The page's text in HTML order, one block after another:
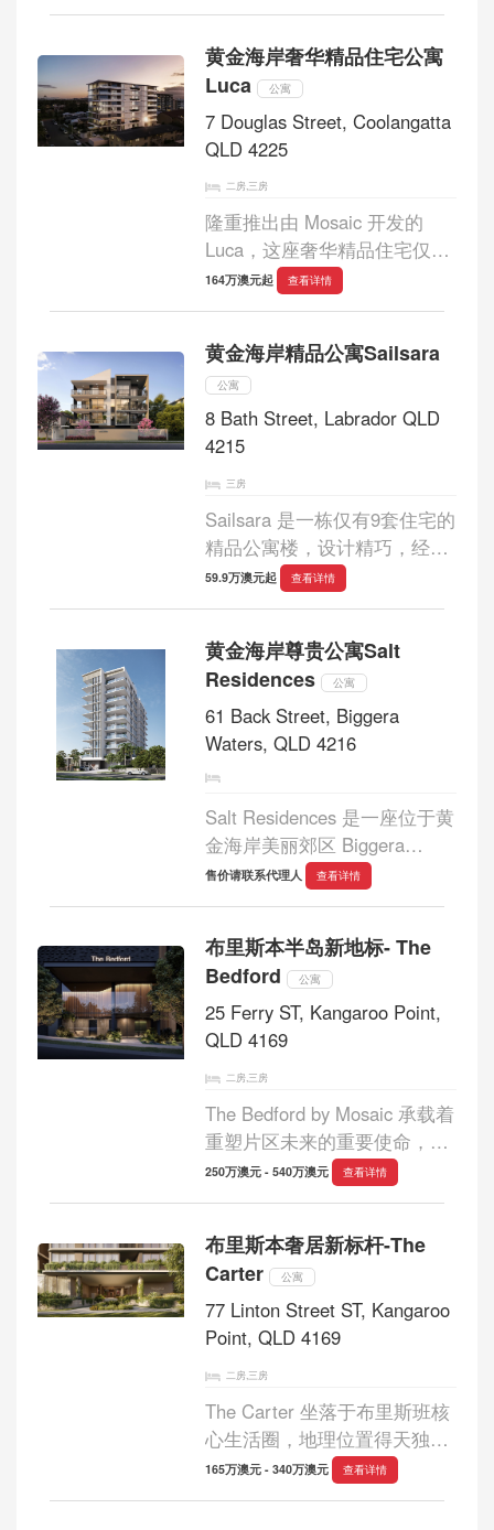
活的精髓。 这处位于塔林加
(Taringa) 斯旺...
黄金海岸奢华精品住宅公寓
Luca
公寓
7 Douglas Street, Coolangatta
QLD 4225
二房,三房
隆重推出由 Mosaic 开发的
Luca，这座奢华精品住宅仅有
31 套住宅，分布在 9 层楼
内，坐落于宁静的 Musgrave
Kirra 海滩仅咫尺之遥。这一全
新开发项目为您提供...
164万澳元起 查看详情
黄金海岸精品公寓Sailsara
公寓
8 Bath Street, Labrador QLD
4215
三房
Sailsara 是一栋仅有9套住宅的
精品公寓楼，设计精巧，经久
耐看，旨在最大限度地利用空
间，提升居住舒适度。对于那
有一套易于维护的住宅的人来
说，这里...
59.9万澳元起 查看详情
黄金海岸尊贵公寓Salt
Residences
公寓
61 Back Street, Biggera
Waters, QLD 4216
Salt Residences 是一座位于黄
金海岸美丽郊区 Biggera
Waters 的尊贵公寓，为住户提
和优越的海滨位置，37 套专属
公寓可饱览壮丽的海景...
售价请联系代理人 查看详情
布里斯本半岛新地标- The
Bedford
公寓
25 Ferry ST, Kangaroo Point,
QLD 4169
二房,三房
The Bedford by Mosaic 承载着
重塑片区未来的重要使命，在
尊重袋鼠角半岛（Kangaroo
Point）深厚历史底蕴的同时，
地注入全新活力。Mosaic 深感
荣幸，能够在这一布...
250万澳元 - 540万澳元 查看详情
布里斯本奢居新标杆-The
Carter
公寓
77 Linton Street ST, Kangaroo
Point, QLD 4169
二房,三房
The Carter 坐落于布里斯班核
心生活圈，地理位置得天独
厚。项目整体规划为 22 层地
标式建筑，仅打造 125 套超豪
165万澳元 - 340万澳元 查看详情